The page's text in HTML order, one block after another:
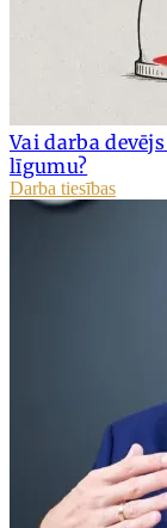
Vai darba
līgumu?
Darba tiesības